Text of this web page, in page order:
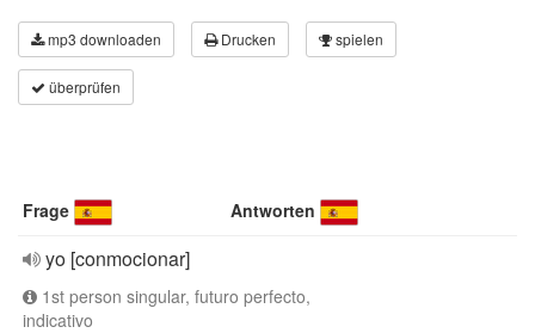
mp3 downloaden Drucken spielen
überprüfen
Frage Antworten
yo [conmocionar]
1st person singular, futuro perfecto,
indicativo